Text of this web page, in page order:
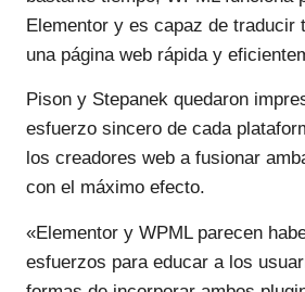
Elementor y es capaz de traducir
una página web rápida y
Pison y Stepanek quedaron
esfuerzo sincero de cada
los creadores web a fusionar
con el máximo efecto.
«Elementor y WPML parecen
esfuerzos para educar a los